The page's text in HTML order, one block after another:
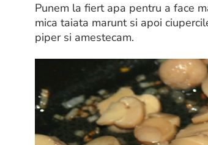
Punem la fiert apa pentru a face
mica taiata marunt si apoi
piper si amestecam.